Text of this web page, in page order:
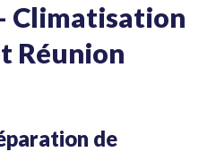
Climatisation
Réunion
de